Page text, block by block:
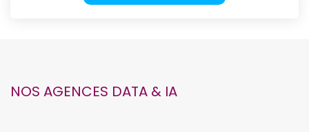
NOS AGENCES DATA & IA